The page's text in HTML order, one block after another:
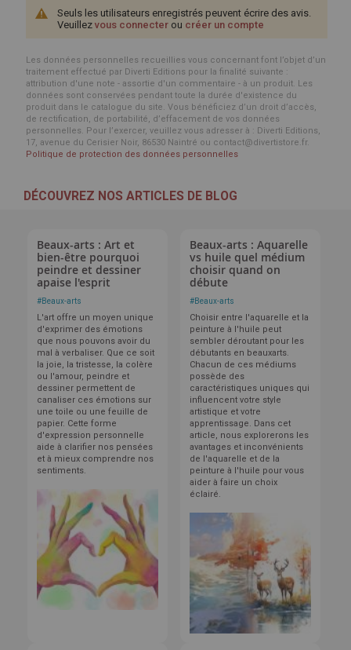
Seuls les utilisateurs enregistrés peuvent écrire des avis.
Veuillez vous connecter ou créer un compte
Les données personnelles recueillies vous concernant font l’objet d’un
traitement effectué par Diverti Editions pour la finalité suivante :
attribution d'une note - assortie d'un commentaire - à un produit. Les
données sont conservées pendant toute la durée d'existence du
produit dans le catalogue du site. Vous bénéficiez d’un droit d’accès,
de rectification, de portabilité, d’effacement de vos données
personnelles. Pour l’exercer, veuillez vous adresser à : Diverti Editions,
17, avenue du Cerisier Noir, 86530 Naintré ou contact@divertistore.fr.
Politique de protection des données personnelles
DÉCOUVREZ NOS ARTICLES DE BLOG
Beaux-arts : Art et
bien-être pourquoi
peindre et dessiner
apaise l'esprit
#Beaux-arts
L'art offre un moyen unique
d'exprimer des émotions
que nous pouvons avoir du
mal à verbaliser. Que ce soit
la joie, la tristesse, la colère
ou l'amour, peindre et
dessiner permettent de
canaliser ces émotions sur
une toile ou une feuille de
papier. Cette forme
d'expression personnelle
aide à clarifier nos pensées
et à mieux comprendre nos
sentiments.
Beaux-arts : Aquarelle
vs huile quel médium
choisir quand on
débute
#Beaux-arts
Choisir entre l'aquarelle et la
peinture à l'huile peut
sembler déroutant pour les
débutants en beauxarts.
Chacun de ces médiums
possède des
caractéristiques uniques qui
influencent votre style
artistique et votre
apprentissage. Dans cet
article, nous explorerons les
avantages et inconvénients
de l'aquarelle et de la
peinture à l'huile pour vous
aider à faire un choix
éclairé.